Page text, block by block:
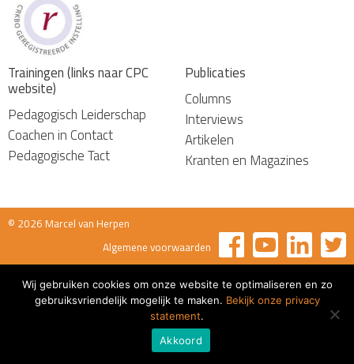
Trainingen (links naar CPC
website)
Pedagogisch Leiderschap
Coachen in Contact
Pedagogische Tact
Publicaties
Columns
Interviews
Artikelen
Kranten en Magazines
© 2026 Marcel van Herpen
Algemene voorwaarden
Wij gebruiken cookies om onze website te optimaliseren en zo
gebruiksvriendelijk mogelijk te maken. Bekijk onze privacy
statement.
Akkoord